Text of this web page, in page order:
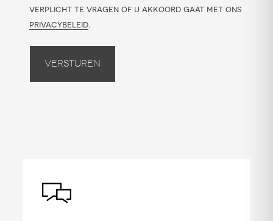
verplicht te vragen of u akkoord gaat met ons
privacybeleid.
Versturen